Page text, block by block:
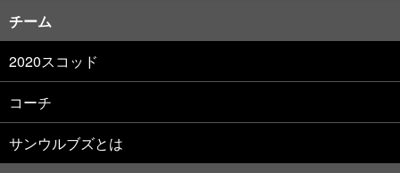
チーム
2020スコッド
コーチ
サンウルブズとは